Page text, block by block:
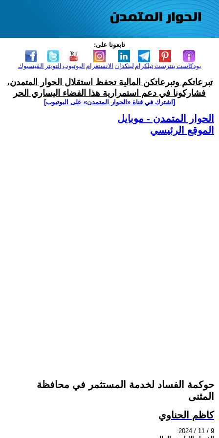
تابعونا على:
الفيسبوك التويتر اليوتيوب الانستغرام لينكدإن تيلكرامبنترست بودكاست
تبرعاتكم وتبرعاتكن المالية تحفظ استقلال الحوار المتمدن،
فشاركونا في دعم استمرارية هذا الفضاء اليساري الحر
[اشترك في قناة ‫«الحوار المتمدن» على اليوتيوب]
الحوار المتمدن - موبايل
الموقع الرئيسي
حوكمة الفساد لخدمة المستثمر في محافظة
المثنى
كاظم الحناوي
2024 / 11 / 9